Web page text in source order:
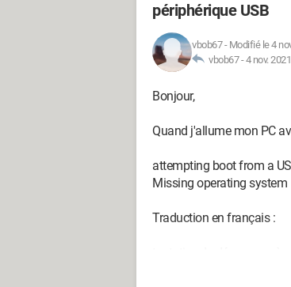
périphérique USB
vbob67- Modifié le 4
vbob67 -4 nov.
Bonjour,
Quand j'allume mon PC
attempting boot from a
Missing operating system
Traduction en français :
tentative de démarrage à